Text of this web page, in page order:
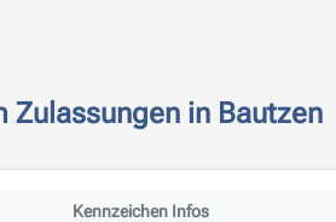
Zulassungen in Bautzen
Kennzeichen Infos